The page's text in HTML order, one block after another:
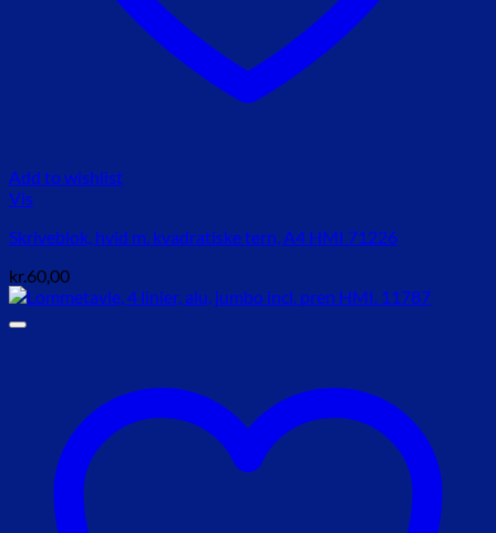
Add to wishlist
Vis
Skriveblok, hvid m. kvadratiske tern, A4 HMI 71226
kr.60,00